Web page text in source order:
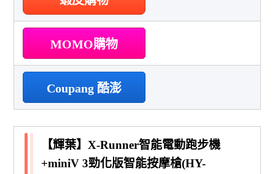
MOMO購物
Coupang 酷澎
【輝葉】X-Runner智能電動跑步機
+miniV 3勁化版智能按摩槍(HY-